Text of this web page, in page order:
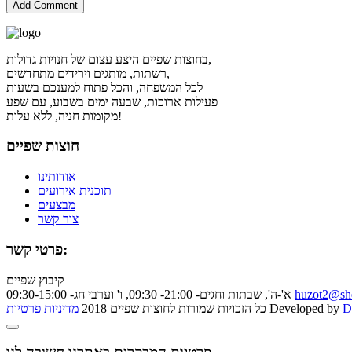
בחוצות שפיים היצע עצום של חנויות גדולות,
רשתות, מותגים וירידים מתחדשים,
לכל המשפחה, והכל פתוח למענכם בשעות
פעילות ארוכות, שבעה ימים בשבוע, עם שפע
מקומות חניה, ללא עלות!
חוצות שפיים
אודותינו
תוכנית אירועים
מבצעים
צור קשר
פרטי קשר:
קיבוץ שפיים
כל הזכויות שמורות לחוצות שפיים 2018
מדיניות פרטיות Developed by